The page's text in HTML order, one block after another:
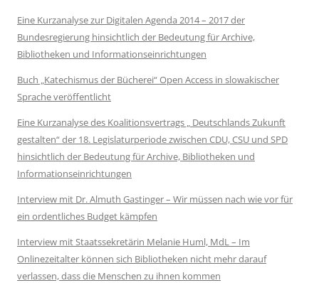
Eine Kurzanalyse zur Digitalen Agenda 2014 – 2017 der
Bundesregierung hinsichtlich der Bedeutung für Archive,
Bibliotheken und Informationseinrichtungen
Buch „Katechismus der Bücherei“ Open Access in slowakischer
Sprache veröffentlicht
Eine Kurzanalyse des Koalitionsvertrags „ Deutschlands Zukunft
gestalten“ der 18. Legislaturperiode zwischen CDU, CSU und SPD
hinsichtlich der Bedeutung für Archive, Bibliotheken und
Informationseinrichtungen
Interview mit Dr. Almuth Gastinger – Wir müssen nach wie vor für
ein ordentliches Budget kämpfen
Interview mit Staatssekretärin Melanie Huml, MdL – Im
Onlinezeitalter können sich Bibliotheken nicht mehr darauf
verlassen, dass die Menschen zu ihnen kommen